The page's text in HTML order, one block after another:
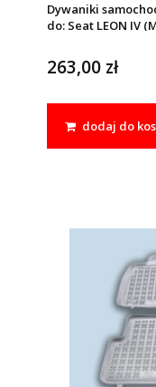
Dywaniki
do: Seat LEON IV
263,00 zł
dodaj do